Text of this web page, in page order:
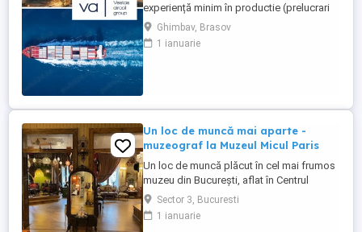
experiență minim în productie (prelucrari
prin aschiere). Căutăm persoane serioase,
dornice să învețe și să muncească, se va
oferi instruire la locul de muncă. Program:
Ghimbav, Brasov
1 ianuarie
Un loc de muncă mai aparte -
muzeograf la Muzeul Micul Paris
Un loc de muncă plăcut în cel mai frumos
muzeu din București, aflat în Centrul
Istoric. Jobul presupune primirea
vizitatorilor, limba engleză, realizarea unei
prezentări care se învață, vocabular bogat,
Sector 3, Bucuresti
1 ianuarie